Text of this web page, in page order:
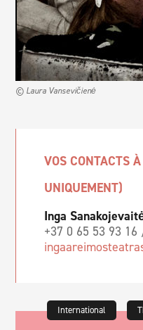
© Laura Vansevičienė
VOS CONTACTS
UNIQUEMENT)
Inga
+37 0 65 53 93 16
International